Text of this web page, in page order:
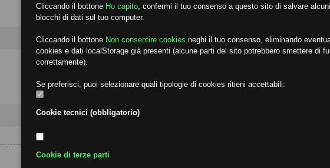
Cliccando il bottone Ho capito confermi il tuo consenso a questo sito di salvare
blocchi di dati sul tuo computer.
Cliccando il bottone Non consentire cookies neghi il tuo consenso, eliminando
cookies e dati localStorage già presenti (alcune parti del sito potrebbero smettere di
correttamente).
Se preferisci, puoi selezionare quali tipologie di cookies ritieni accettabili:
Cookie tecnici (obbligatorio)
Cookie di terze parti